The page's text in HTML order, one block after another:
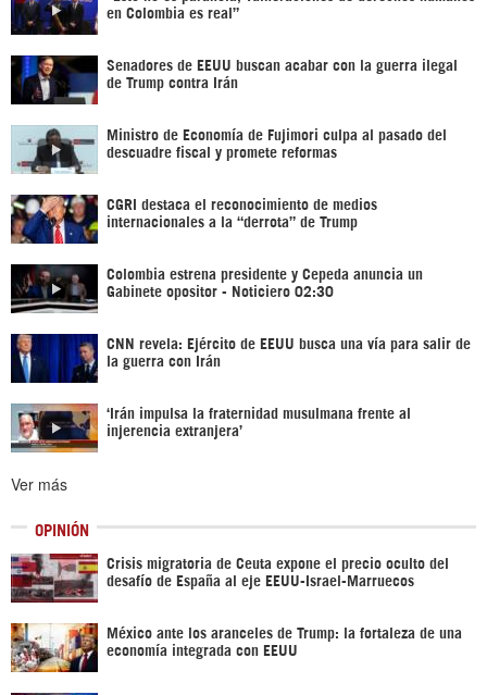
en Colombia es real”
Senadores de EEUU buscan acabar con la guerra ilegal
de Trump contra Irán
Ministro de Economía de Fujimori culpa al pasado del
descuadre fiscal y promete reformas
CGRI destaca el reconocimiento de medios
internacionales a la “derrota” de Trump
Colombia estrena presidente y Cepeda anuncia un
Gabinete opositor - Noticiero 02:30
CNN revela: Ejército de EEUU busca una vía para salir de
la guerra con Irán
‘Irán impulsa la fraternidad musulmana frente al
injerencia extranjera’
Ver más
OPINIÓN
Crisis migratoria de Ceuta expone el precio oculto del
desafío de España al eje EEUU-Israel-Marruecos
México ante los aranceles de Trump: la fortaleza de una
economía integrada con EEUU